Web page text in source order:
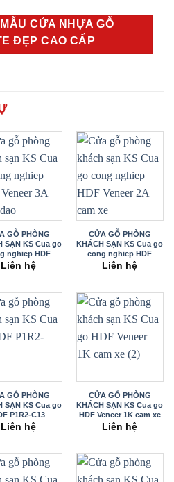
CỬA NHỰA GỖ
ĐẸP CAO CẤP
GỖ PHÒNG
SẠN KS Cua go
nghiep HDF
3A xoan dao
Liên hệ
CỬA GỖ PHÒNG
KHÁCH SẠN KS Cua go
cong nghiep HDF
Veneer 2A cam xe
Liên hệ
GỖ PHÒNG
SẠN KS Cua go
P1R2-C13
Liên hệ
CỬA GỖ PHÒNG
KHÁCH SẠN KS Cua go
HDF Veneer 1K cam xe
(2)
Liên hệ